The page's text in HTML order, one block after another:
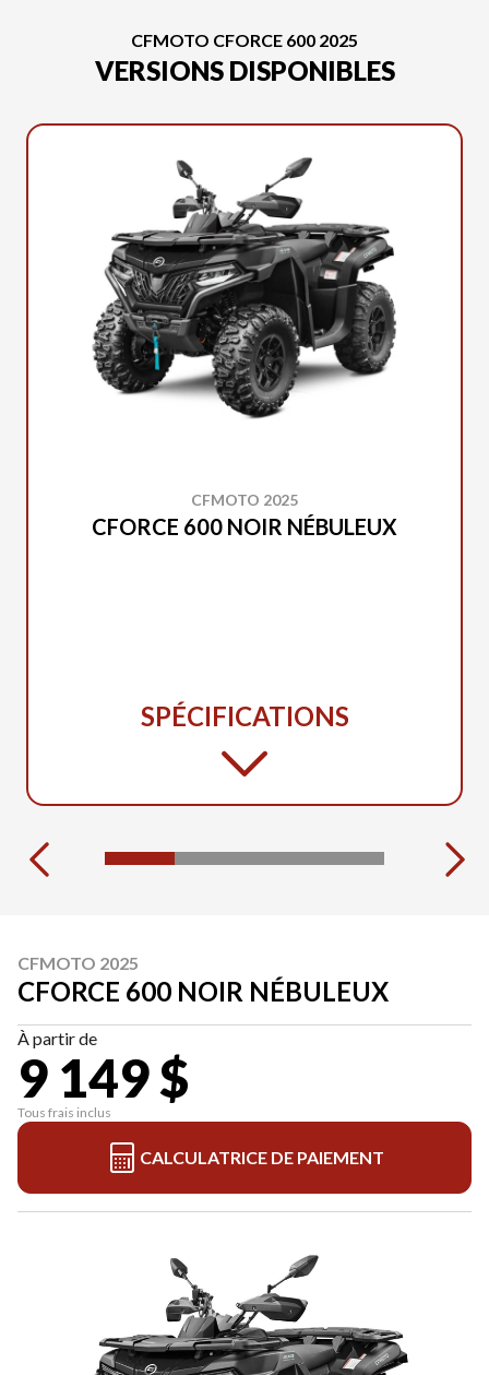
CFMOTO CFORCE 600 2025
VERSIONS DISPONIBLES
CFMOTO 2025
CFORCE 600 NOIR NÉBULEUX
SPÉCIFICATIONS
CFMOTO 2025
CFORCE 600 NOIR NÉBULEUX
À partir de
9 149 $
Tous frais inclus
CALCULATRICE DE PAIEMENT